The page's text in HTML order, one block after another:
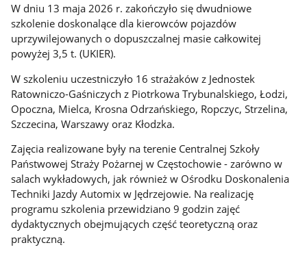
W dniu 13 maja 2026 r. zakończyło się dwudniowe
szkolenie doskonalące dla kierowców pojazdów
uprzywilejowanych o dopuszczalnej masie całkowitej
powyżej 3,5 t. (UKIER).
W szkoleniu uczestniczyło 16 strażaków z Jednostek
Ratowniczo-Gaśniczych z Piotrkowa Trybunalskiego, Łodzi,
Opoczna, Mielca, Krosna Odrzańskiego, Ropczyc, Strzelina,
Szczecina, Warszawy oraz Kłodzka.
Zajęcia realizowane były na terenie Centralnej Szkoły
Państwowej Straży Pożarnej w Częstochowie - zarówno w
salach wykładowych, jak również w Ośrodku Doskonalenia
Techniki Jazdy Automix w Jędrzejowie. Na realizację
programu szkolenia przewidziano 9 godzin zajęć
dydaktycznych obejmujących część teoretyczną oraz
praktyczną.